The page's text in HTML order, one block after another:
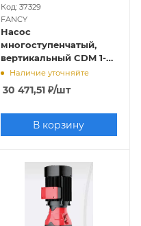
Код: 37329
FANCY
Насос
многоступенчатый,
вертикальный CDM 1-5
(0,37кВт, 380В, 1м3/ч,
27м), FANCY
Наличие уточняйте
30 471,51₽/шт
В корзину